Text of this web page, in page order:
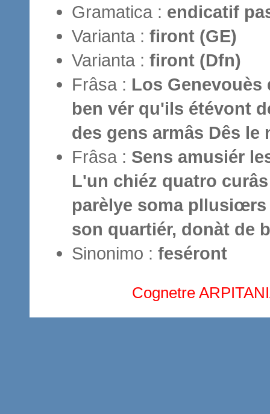
Gramatica : endicatif
Varianta : firont (GE)
Varianta : firont (Dfn)
Frâsa : Los
ben vér qu'ils étévont
des gens armâs Dês
Frâsa : Sens amusiér
L'un chiéz quatro
parèlye soma
son quartiér, donàt de
Sinonimo : feséront
Cognetre